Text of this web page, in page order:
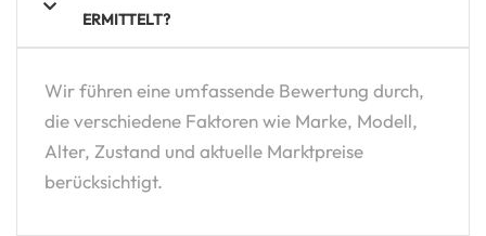
ERMITTELT?
Wir führen eine umfassende Bewertung durch,
die verschiedene Faktoren wie Marke, Modell,
Alter, Zustand und aktuelle Marktpreise
berücksichtigt.